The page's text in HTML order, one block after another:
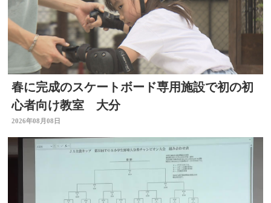
春に完成のスケートボード専用施設で初の初
心者向け教室 大分
2026年08月08日